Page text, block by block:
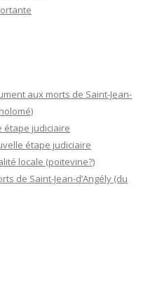
aux morts de Saint-Jean-
étape judiciaire
étape judiciaire
locale (poitevine?)
de Saint-Jean-d’Angély (du